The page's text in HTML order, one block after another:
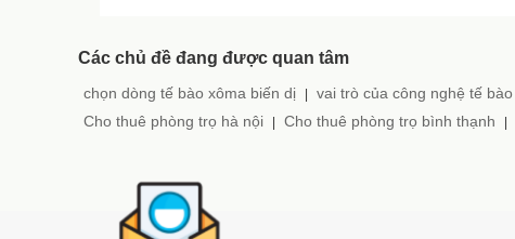
Các chủ đề đang được quan tâm
chọn dòng tế bào xôma biến dị vai trò của công nghệ tế bào
Cho thuê phòng trọ hà nội Cho thuê phòng trọ bình thạnh